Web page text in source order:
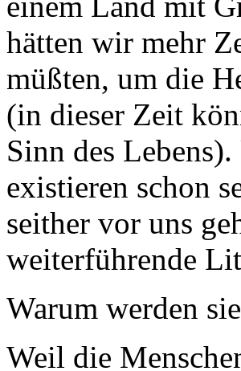
hätten wir mehr
müßten, um die
(in dieser Zeit
Sinn des
existieren schon
seither vor uns
weiterführende
Warum werden
Weil die